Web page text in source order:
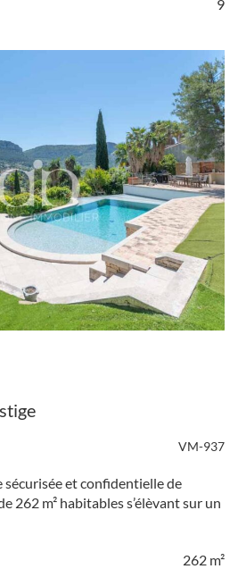
9
VM-937
sécurisée et confidentielle de
262 m² habitables s’élèvant sur un
262 m²